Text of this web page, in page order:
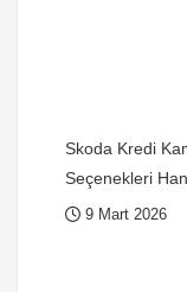
Skoda Kredi
Seçenekleri
9 Mart 2026